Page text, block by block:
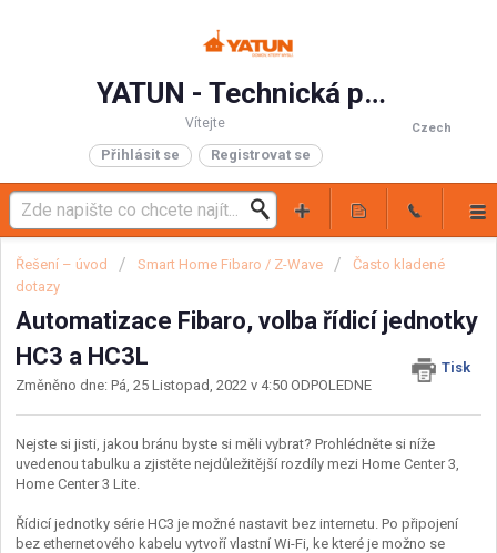
YATUN - Technická podpora
Czech
Vítejte
Přihlásit se Registrovat se
Řešení – úvod Smart Home Fibaro / Z-Wave
Často kladené
dotazy
Automatizace Fibaro, volba řídicí jednotky
HC3 a HC3L
Tisk
Změněno dne: Pá, 25 Listopad, 2022 v 4:50 ODPOLEDNE
Nejste si jisti, jakou bránu byste si měli vybrat? Prohlédněte si níže
uvedenou tabulku a zjistěte nejdůležitější rozdíly mezi Home Center 3,
Home Center 3 Lite.
Řídicí jednotky série HC3 je možné nastavit bez internetu. Po připojení
bez ethernetového kabelu vytvoří vlastní Wi-Fi, ke které je možno se